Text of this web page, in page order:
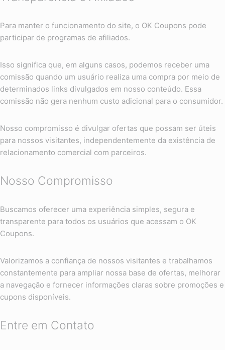
Para manter o funcionamento do site, o OK Coupons pode
participar de programas de afiliados.
Isso significa que, em alguns casos, podemos receber uma
comissão quando um usuário realiza uma compra por meio de
determinados links divulgados em nosso conteúdo. Essa
comissão não gera nenhum custo adicional para o consumidor.
Nosso compromisso é divulgar ofertas que possam ser úteis
para nossos visitantes, independentemente da existência de
relacionamento comercial com parceiros.
Nosso Compromisso
Buscamos oferecer uma experiência simples, segura e
transparente para todos os usuários que acessam o OK
Coupons.
Valorizamos a confiança de nossos visitantes e trabalhamos
constantemente para ampliar nossa base de ofertas, melhorar
a navegação e fornecer informações claras sobre promoções e
cupons disponíveis.
Entre em Contato